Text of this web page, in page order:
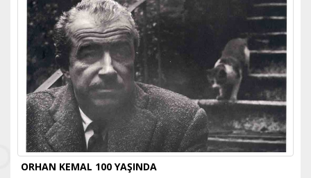
ORHAN KEMAL 100 YAŞINDA